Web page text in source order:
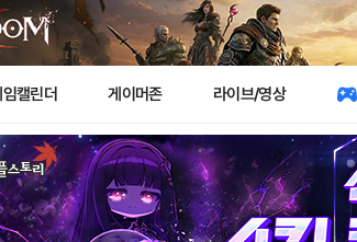
캘린더 게이머존 라이브/영상